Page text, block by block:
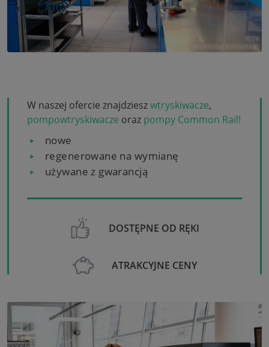
W naszej ofercie znajdzieszwtryskiwacze,
pompowtryskiwacze oraz pompy Common Rail!
nowe
regenerowane na wymianę
używane z gwarancją
DOSTĘPNE OD RĘKI
ATRAKCYJNE CENY